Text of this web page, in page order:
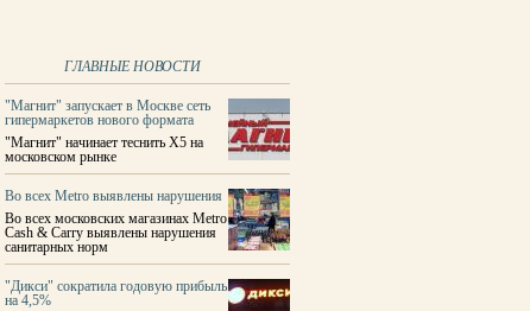
ГЛАВНЫЕ НОВОСТИ
"Магнит" запускает в Москве сеть
гипермаркетов нового формата
"Магнит" начинает теснить X5 на
московском рынке
Во всех Metro выявлены нарушения
Во всех московских магазинах Metro
Cash & Carry выявлены нарушения
санитарных норм
"Дикси" сократила годовую прибыль
на 4,5%